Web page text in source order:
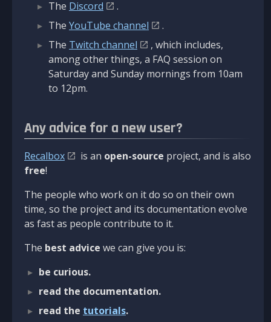
The Discord
.
The YouTube channel
.
The Twitch channel
, which includes,
among other things, a FAQ session on
Saturday and Sunday mornings from 10am
to 12pm.
Any advice for a new user?
Recalbox is an open-source project, and is also
free!
The people who work on it do so on their own
time, so the project and its documentation evolve
as fast as people contribute to it.
The best advice we can give you is:
be curious.
read the documentation.
read the tutorials.